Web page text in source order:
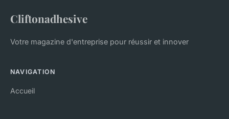
Cliftonadhesive
Votre magazine d'entreprise pour réussir et innover
NAVIGATION
Accueil